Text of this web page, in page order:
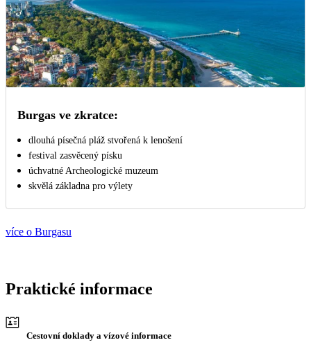
Burgas ve zkratce:
dlouhá písečná pláž stvořená k lenošení
festival zasvěcený písku
úchvatné Archeologické muzeum
skvělá základna pro výlety
více o Burgasu
Praktické informace
Cestovní doklady a vízové informace